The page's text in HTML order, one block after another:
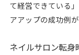
て経営できている
アアップの成功例が
ネイルサロン転身